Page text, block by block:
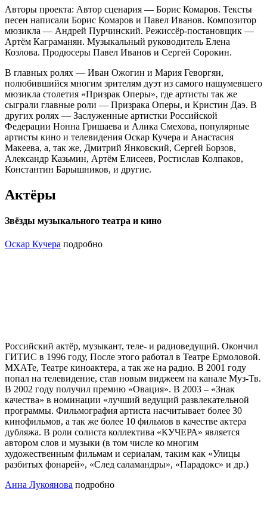
Авторы проекта: Автор сценария — Борис Комаров. Тексты
песен написали Борис Комаров и Павел Иванов. Композитор
мюзикла — Андрей Пурчинский. Режиссёр-постановщик —
Артём Каграманян. Музыкальный руководитель Елена
Козлова. Продюсеры Павел Иванов и Сергей Сорокин.
В главных ролях — Иван Ожогин и Мария Геворгян,
полюбившийся многим зрителям дуэт из самого нашумевшего
мюзикла столетия «Призрак Оперы», где артисты так же
сыграли главные роли — Призрака Оперы, и Кристин Даэ. В
других ролях — Заслуженные артистки Российской
Федерации Нонна Гришаева и Алика Смехова, популярные
артисты кино и телевидения Оскар Кучера и Анастасия
Макеева, а, так же, Дмитрий Янковский, Сергей Борзов,
Александр Казьмин, Артём Елисеев, Ростислав Колпаков,
Константин Барышников, и другие.
Актёры
Звёзды музыкального театра и кино
Оскар Кучера подробно
Российский актёр, музыкант, теле- и радиоведущий. Окончил
ГИТИС в 1996 году, После этого работал в Театре Ермоловой.
МХАТе, Театре киноактера, а так же на радио. В 2001 году
попал на телевидение, став новым виджеем на канале Муз-Тв.
В 2002 году получил премию «Овация». В 2003 – «Знак
качества» в номинации «лучший ведущий развлекательной
программы. Фильмография артиста насчитывает более 30
кинофильмов, а так же более 10 фильмов в качестве актера
дубляжа. В роли солиста коллектива «КУЧЕРА» является
автором слов и музыки (в том числе ко многим
художественным фильмам и сериалам, таким как «Улицы
разбитых фонарей», «След саламандры», «Парадокс» и др.)
Анна Лукоянова подробно